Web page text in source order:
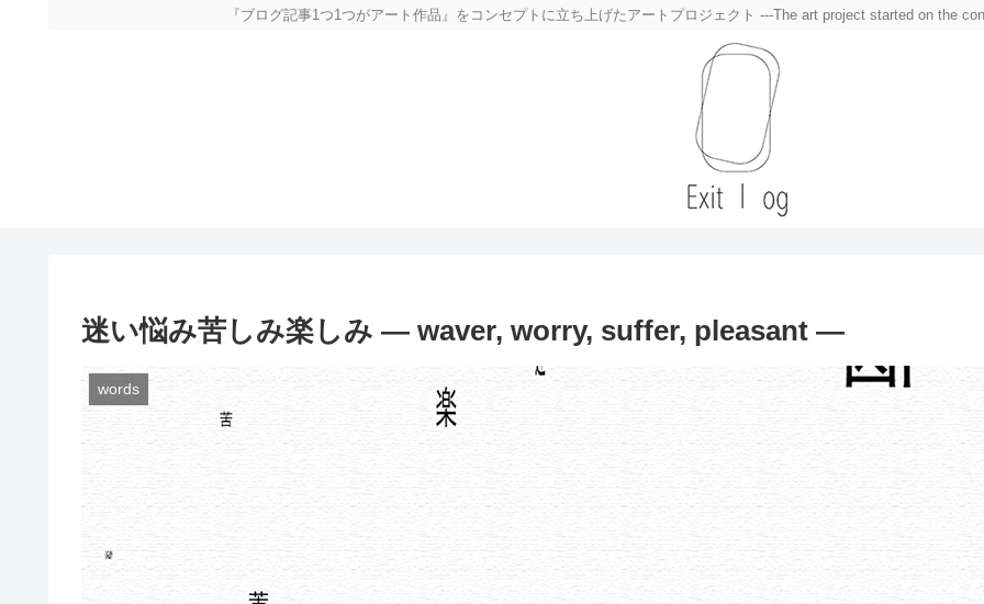
『ブログ記事1つ1つがアート作品』をコンセプトに立ち上げたアートプロジェクト ---The art project started on the
迷い悩み苦しみ楽しみ — waver, worry, suffer, pleasant —
words